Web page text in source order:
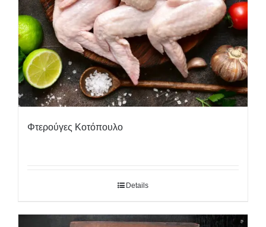
Φτερούγες Κοτόπουλο
Details